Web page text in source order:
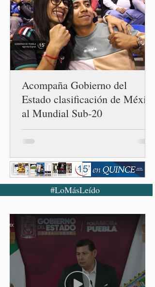
Acompaña Gobierno del
Estado clasificación de México
al Mundial Sub-20
#LoMásLeído